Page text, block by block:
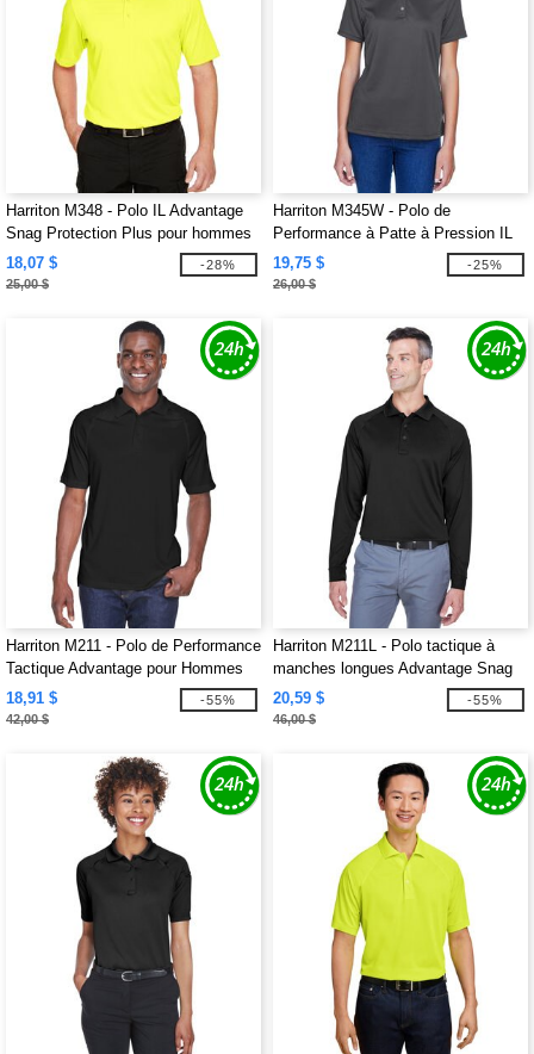
Harriton M348 - Polo IL Advantage
Snag Protection Plus pour hommes
18,07 $
25,00 $
-28%
Harriton M345W - Polo de
Performance à Patte à Pression IL
Advantage pour Dames
19,75 $
26,00 $
-25%
Harriton M211 - Polo de Performance
Tactique Advantage pour Hommes
18,91 $
42,00 $
-55%
Harriton M211L - Polo tactique à
manches longues Advantage Snag
Protection Plus pour hommes
20,59 $
46,00 $
-55%